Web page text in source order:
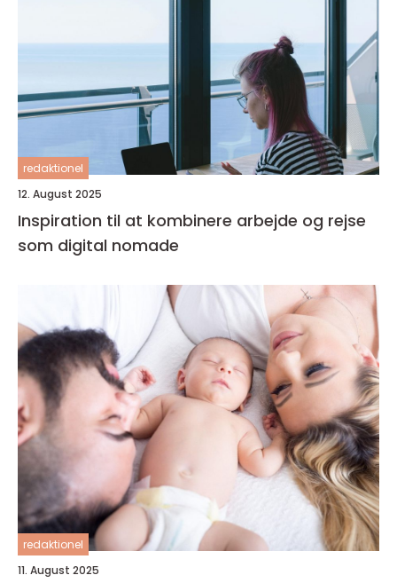
redaktionel
12. August 2025
Inspiration til at kombinere arbejde og rejse
som digital nomade
redaktionel
11. August 2025